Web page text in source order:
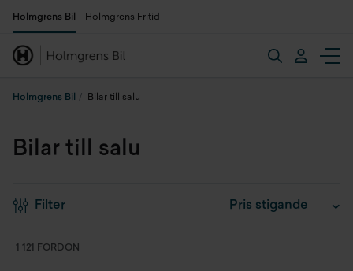
Holmgrens Bil Holmgrens Fritid
Holmgrens Bil Bilar till salu
Bilar till salu
Filter
1 121 FORDON